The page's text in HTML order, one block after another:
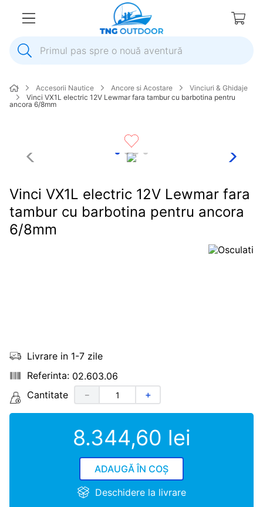
Primul pas spre o nouă aventură
2.
colac salvare
pompa apa
7.
biminitop
8.
ancora
Accesorii Nautice Ancore si Acostare
Vinciuri & Ghidaje
Vinci VX1L electric 12V Lewmar fara tambur cu barbotina pentru
ancora 6/8mm
Vinci VX1L electric 12V Lewmar fara
tambur cu barbotina pentru ancora
6/8mm
Livrare in 1-7 zile
02.603.06
Cantitate
＋
－
8.344,60 lei
ADAUGĂ ÎN COȘ
Deschidere la livrare